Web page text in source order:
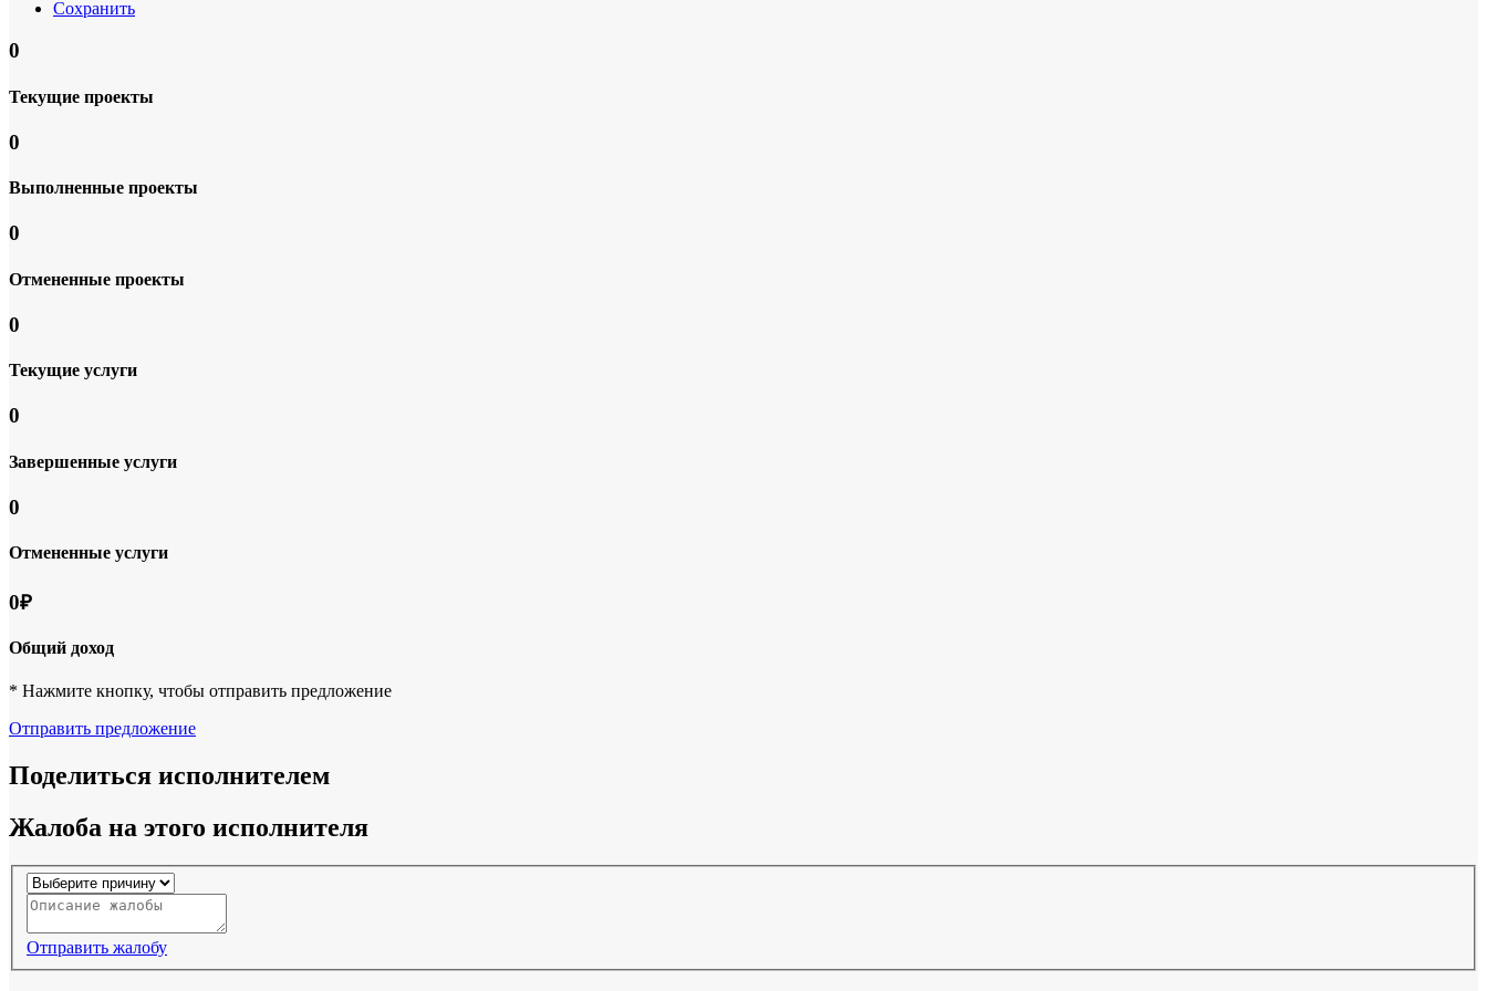
Сохранить
0
Текущие проекты
0
Выполненные проекты
0
Отмененные проекты
0
Текущие услуги
0
Завершенные услуги
0
Отмененные услуги
0₽
Общий доход
* Нажмите кнопку, чтобы отправить предложение
Отправить предложение
Поделиться исполнителем
Жалоба на этого исполнителя
Отправить жалобу